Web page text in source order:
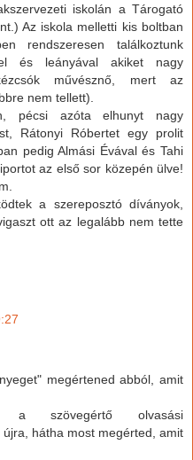
iskolán a Tárogató
Az iskola melletti kis boltban
rendszeresen találkoztunk
és leányával akiket nagy
művésznő, mert az
nem tellett).
pécsi azóta elhunyt nagy
Rátonyi Róbertet egy prolit
pedig Almási Évával és Tahi
az első sor közepén ülve!
a szereposztó díványok,
ott az legalább nem tette
megértened abból, amit
a szövegértő olvasási
hátha most megérted, amit